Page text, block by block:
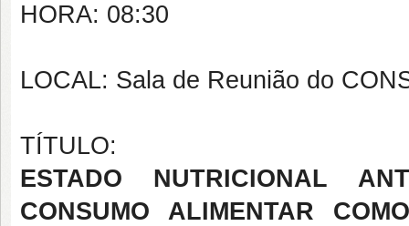
HORA: 08:30
LOCAL: Sala de Reunião do
TÍTULO:
ESTADO NUTRICIONAL
CONSUMO ALIMENTAR